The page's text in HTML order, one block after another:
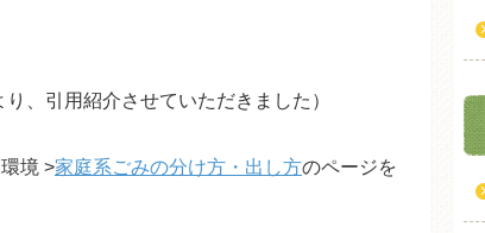
、引用紹介させていただきました）
境 >家庭系ごみの分け方・出し方のページを